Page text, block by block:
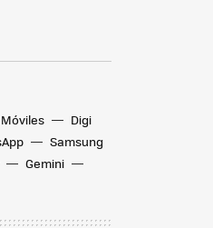
Móviles
Digi
Samsung
Gemini